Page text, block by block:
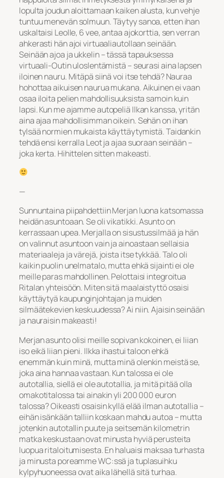
lopulta joudun aloittamaan kaiken alusta, kun vehje
tuntuu menevän solmuun. Täytyy sanoa, etten ihan
uskaltaisi Leolle, 6 vee, antaa ajokorttia, sen verran
ahkerasti hän ajoi virtuaaliautollaan seinään.
Seinään ajoa ja ukkelin – tässä tapauksessa
virtuaali-Outin uloslentämistä – seurasi aina lapsen
iloinen nauru. Mitäpä siinä voi itse tehdä? Nauraa
hohottaa aikuisen naurua mukana. Aikuinen ei vaan
osaa iloita pelien mahdollisuuksista samoin kuin
lapsi. Kun me ajamme autopeliä Ilkan kanssa, yritän
aina ajaa mahdollisimman oikein. Sehän on ihan
tylsää normien mukaista käyttäytymistä. Taidankin
tehdä ensi kerralla Leot ja ajaa suoraan seinään –
joka kerta. Hihittelen sitten makeasti.
—
Sunnuntaina piipahdettiin Merjan luona katsomassa
heidän asuntoaan. Se oli vikatikki. Asunto on
kerrassaan upea. Merjalla on sisustussilmää ja hän
on valinnut asuntoon vain ja ainoastaan sellaisia
materiaaleja ja värejä, joista itse tykkää. Talo oli
kaikin puolin unelmatalo, mutta ehkä sijainti ei ole
meille paras mahdollinen. Pelottaisi integroitua
Ritalan yhteisöön. Miten sitä maalaistyttö osaisi
käyttäytyä kaupunginjohtajan ja muiden
silmäätekevien keskuudessa? Ai niin. Ajaisin seinään
ja nauraisin makeasti!
Merjan asunto olisi meille sopivan kokoinen, ei liian
iso eikä liian pieni. Ilkka ihastui taloon ehkä
enemmän kuin minä, mutta minä olenkin meistä se,
joka aina hannaa vastaan. Kun talossa ei ole
autotallia, siellä ei ole autotallia, ja mitä pitää olla
omakotitalossa tai ainakin yli 200 000 euron
talossa? Oikeasti osaisin kyllä elää ilman autotallia –
eihän isänkään talliin koskaan mahdu autoa – mutta
jotenkin autotallin puute ja seitsemän kilometrin
matka keskustaan ovat minusta hyviä perusteita
luopua ritaloitumisesta. En haluaisi maksaa turhasta
ja minusta poreamme WC:ssä ja tuplasuihku
kylpyhuoneessa ovat aika lähellä sitä turhaa.